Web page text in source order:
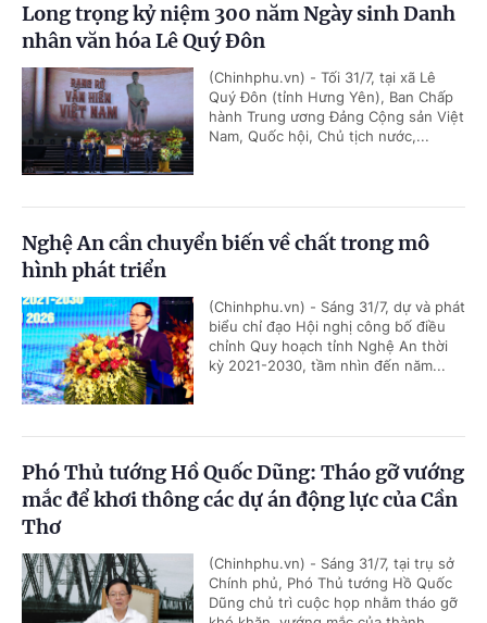
Long trọng kỷ niệm 300 năm Ngày sinh Danh
nhân văn hóa Lê Quý Đôn
(Chinhphu.vn) - Tối 31/7, tại xã Lê
Quý Đôn (tỉnh Hưng Yên), Ban Chấp
hành Trung ương Đảng Cộng sản Việt
Nam, Quốc hội, Chủ tịch nước,...
Nghệ An cần chuyển biến về chất trong mô
hình phát triển
(Chinhphu.vn) - Sáng 31/7, dự và phát
biểu chỉ đạo Hội nghị công bố điều
chỉnh Quy hoạch tỉnh Nghệ An thời
kỳ 2021-2030, tầm nhìn đến năm...
Phó Thủ tướng Hồ Quốc Dũng: Tháo gỡ vướng
mắc để khơi thông các dự án động lực của Cần
Thơ
(Chinhphu.vn) - Sáng 31/7, tại trụ sở
Chính phủ, Phó Thủ tướng Hồ Quốc
Dũng chủ trì cuộc họp nhằm tháo gỡ